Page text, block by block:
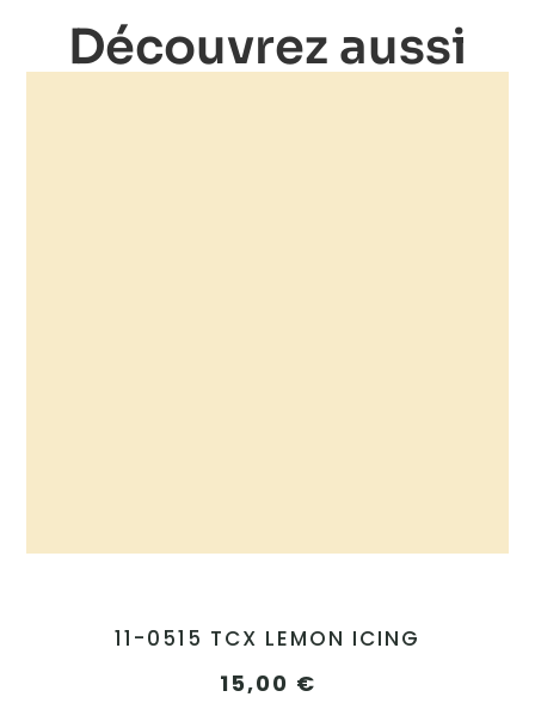
Découvrez aussi
11-0515 TCX LEMON ICING
15,00 €